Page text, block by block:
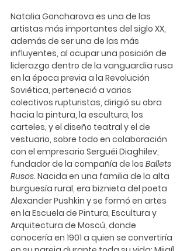
Natalia Goncharova es una de las
artistas más importantes del siglo XX,
además de ser una de las más
influyentes, al ocupar una posición de
liderazgo dentro de la vanguardia rusa
en la época previa a la Revolución
Soviética, perteneció a varios
colectivos rupturistas, dirigió su obra
hacia la pintura, la escultura, los
carteles, y el diseño teatral y el de
vestuario, sobre todo en colaboración
con el empresario Serguéi Diaghilev,
fundador de la compañía de los Ballets
Rusos. Nacida en una familia de la alta
burguesía rural, era biznieta del poeta
Alexander Pushkin y se formó en artes
en la Escuela de Pintura, Escultura y
Arquitectura de Moscú, donde
conocería en 1901 a quien se convertiría